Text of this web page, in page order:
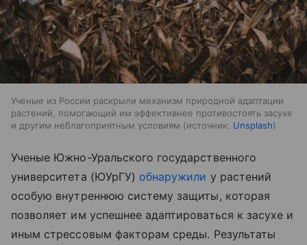
Ученые из России раскрыли механизм природной адаптации
растений, помогающий им эффективнее противостоять засухе
и другим неблагоприятным условиям
источник: Unsplash
Ученые Южно-Уральского государственного
университета (ЮУрГУ) обнаружили у растений
особую внутреннюю систему защиты, которая
позволяет им успешнее адаптироваться к засухе и
иным стрессовым факторам среды. Результаты